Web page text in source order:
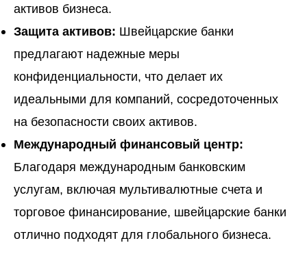
активов бизнеса.
Защита активов: Швейцарские банки
предлагают надежные меры
конфиденциальности, что делает их
идеальными для компаний, сосредоточенных
на безопасности своих активов.
Международный финансовый центр:
Благодаря международным банковским
услугам, включая мультивалютные счета и
торговое финансирование, швейцарские банки
отлично подходят для глобального бизнеса.